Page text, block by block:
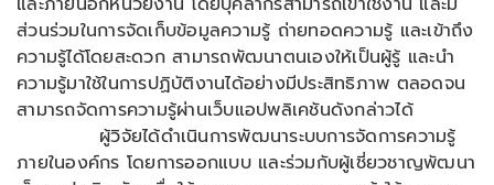
ส่วนร่วมในการจัดเก็บข้อมูลความรู้ ถ่ายทอดความรู้ และเข้าถึง
ความรู้ได้โดยสะดวก สามารถพัฒนาตนเองให้เป็นผู้รู้ และนำ
ความรู้มาใช้ในการปฏิบัติงานได้อย่างมีประสิทธิภาพ ตลอดจน
สามารถจัดการความรู้ผ่านเว็บแอปพลิเคชันดังกล่าวได้
​ ผู้วิจัยได้ดำเนินการพัฒนาระบบการจัดการความรู้
ภายในองค์กร โดยการออกแบบ และร่วมกับผู้เชี่ยวชาญพัฒนา